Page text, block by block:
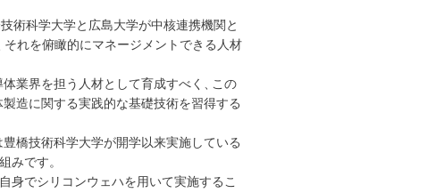
術科学大学と広島大学が中核連携機関と
それを俯瞰的にマネージメントできる人材
業界を担う人材として育成すべく
この
製造に関する実践的な基礎技術を習得する
橋技術科学大学が開学以来実施している
みです。
身でシリコンウェハを用いて実施するこ